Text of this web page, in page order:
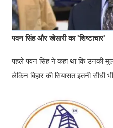
पवन सिंह और खेसारी का 'शिष्टाचार'
पहले पवन सिंह ने कहा था कि उनकी
लेकिन बिहार की सियासत इतनी